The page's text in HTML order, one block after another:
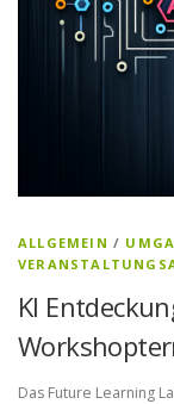
ALLGEMEIN /
KI
Das Future Learning